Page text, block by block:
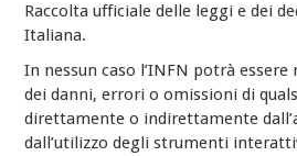
Raccolta ufficiale delle leggi e dei
Italiana.
In nessun caso l’INFN potrà
dei danni, errori o omissioni di
direttamente o indirettamente
dall’utilizzo degli strumenti